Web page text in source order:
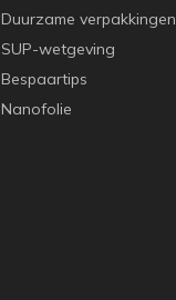
Duurzame verpakkingen
SUP-wetgeving
Bespaartips
Nanofolie